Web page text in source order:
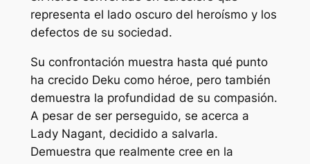
representa el lado oscuro del heroísmo y los
defectos de su sociedad.
Su confrontación muestra hasta qué punto
ha crecido Deku como héroe, pero también
demuestra la profundidad de su compasión.
A pesar de ser perseguido, se acerca a
Lady Nagant, decidido a salvarla.
Demuestra que realmente cree en la